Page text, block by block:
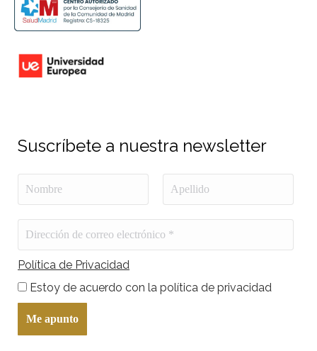
Suscríbete a nuestra newsletter
Política de Privacidad
Estoy de acuerdo con la política de privacidad